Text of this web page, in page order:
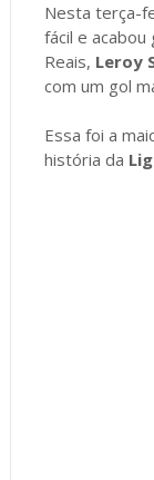
Nesta terça-
fácil e acabou
Reais, Leroy
com um gol
Essa foi a
história da